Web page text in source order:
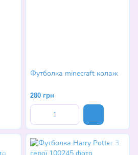
Футболка minecraft колаж
280 грн